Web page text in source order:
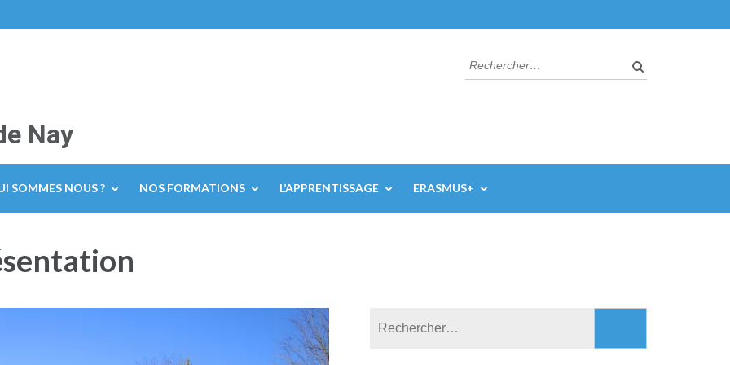
Nay
Rechercher :
SOMMES NOUS ? NOS FORMATIONS L’APPRENTISSAGE ERASMUS+